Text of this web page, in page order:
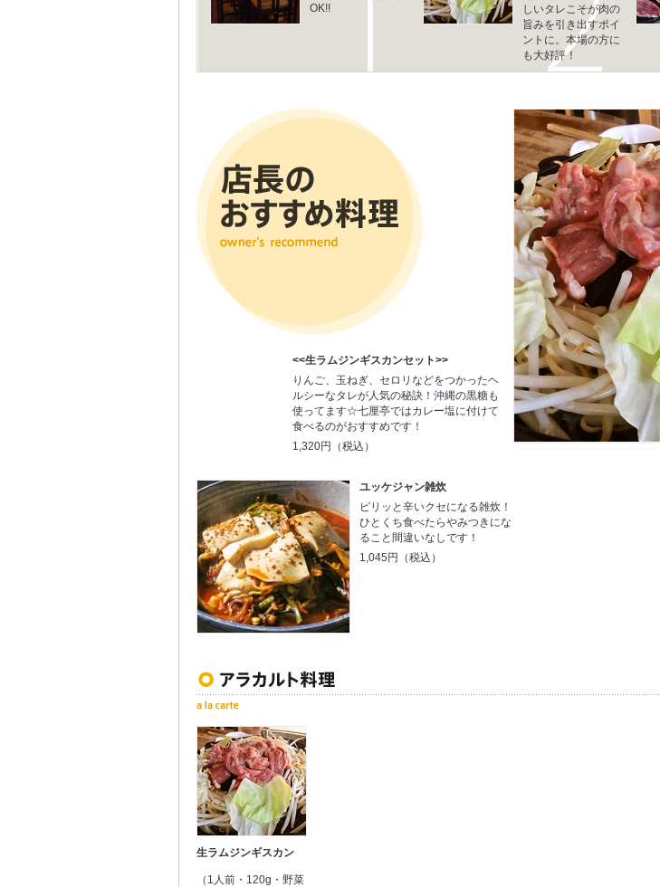
OK!!
しいタレこそが肉の
旨みを引き出すポイ
ントに。本場の方に
も大好評！
<<生ラムジンギスカンセット>>
りんご、玉ねぎ、セロリなどをつかったヘ
ルシーなタレが人気の秘訣！沖縄の黒糖も
使ってます☆七厘亭ではカレー塩に付けて
食べるのがおすすめです！
1,320円（税込）
ユッケジャン雑炊
ピリッと辛いクセになる雑炊！
ひとくち食べたらやみつきにな
ること間違いなしです！
1,045円（税込）
生ラムジンギスカン
（1人前・120g・野菜